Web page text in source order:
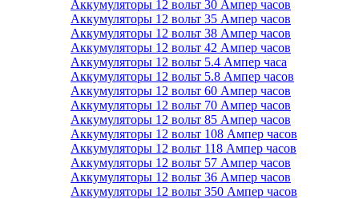
Аккумуляторы 12 вольт 30 Ампер часов
Аккумуляторы 12 вольт 35 Ампер часов
Аккумуляторы 12 вольт 38 Ампер часов
Аккумуляторы 12 вольт 42 Ампер часов
Аккумуляторы 12 вольт 5.4 Ампер часа
Аккумуляторы 12 вольт 5.8 Ампер часов
Аккумуляторы 12 вольт 60 Ампер часов
Аккумуляторы 12 вольт 70 Ампер часов
Аккумуляторы 12 вольт 85 Ампер часов
Аккумуляторы 12 вольт 108 Ампер часов
Аккумуляторы 12 вольт 118 Ампер часов
Аккумуляторы 12 вольт 57 Ампер часов
Аккумуляторы 12 вольт 36 Ампер часов
Аккумуляторы 12 вольт 350 Ампер часов